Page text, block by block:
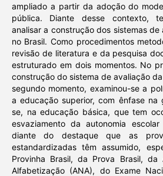
ampliado a partir da adoção do
pública. Diante desse contexto,
analisar a construção dos sistemas
no Brasil. Como procedimentos
revisão de literatura e da pesquisa
estruturado em dois momentos. No
construção do sistema de avaliação
segundo momento, examinou-se a
a educação superior, com ênfase na
se, na educação básica, que tem
esvaziamento da autonomia
diante do destaque que as
estandardizadas têm assumido,
Provinha Brasil, da Prova Brasil, da
Alfabetização (ANA), do Exame